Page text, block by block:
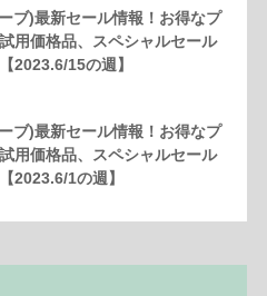
ブ)最新セール情報！お得なプ
用価格品、スペシャルセール
2023.6/15の週】
ブ)最新セール情報！お得なプ
用価格品、スペシャルセール
2023.6/1の週】